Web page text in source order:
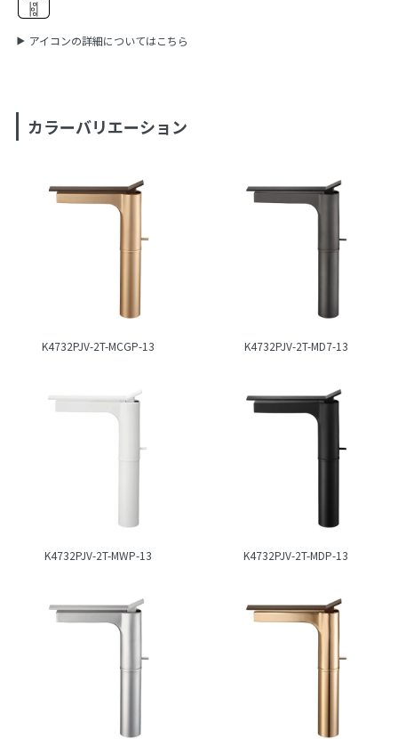
アイコンの詳細についてはこちら
カラーバリエーション
K4732PJV-2T-MCGP-13 K4732PJV-2T-MD7-13
K4732PJV-2T-MWP-13 K4732PJV-2T-MDP-13